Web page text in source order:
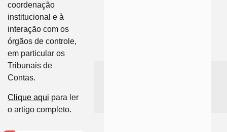
coordenação
institucional e à
interação com os
órgãos de controle,
em particular os
Tribunais de
Contas.
Clique aqui para ler
o artigo completo.